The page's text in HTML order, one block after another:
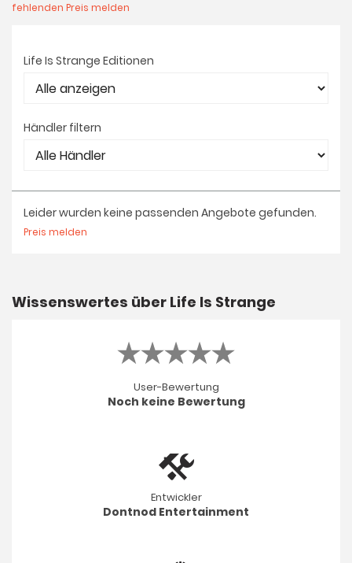
fehlenden Preis melden
Life Is Strange Editionen
Händler filtern
Leider wurden keine passenden Angebote gefunden.
Preis melden
Wissenswertes über Life Is Strange
User-Bewertung
Noch keine Bewertung
Entwickler
Dontnod Entertainment